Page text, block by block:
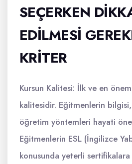
SEÇERKEN
EDILMESI
KRITER
Kursun Kalitesi: İlk ve en
kalitesidir. Eğitmenlerin
öğretim yöntemleri hayati
Eğitmenlerin ESL (İngilizce
konusunda yeterli sertifikalara